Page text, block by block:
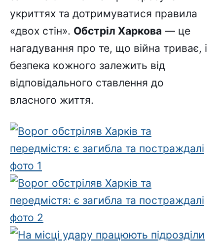
укриттях та дотримуватися правила
«двох стін». Обстріл Харкова — це
нагадування про те, що війна триває, і
безпека кожного залежить від
відповідального ставлення до
власного життя.